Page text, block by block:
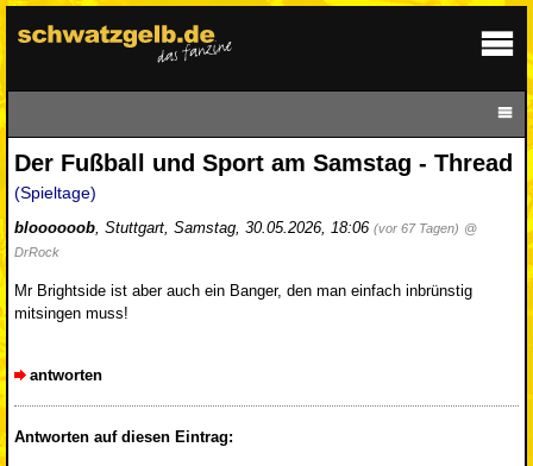
Der Fußball und Sport am Samstag - Thread
(Spieltage)
bloooooob, Stuttgart, Samstag, 30.05.2026, 18:06 (vor 67 Tagen) @
DrRock
Mr Brightside ist aber auch ein Banger, den man einfach inbrünstig
mitsingen muss!
antworten
Antworten auf diesen Eintrag: